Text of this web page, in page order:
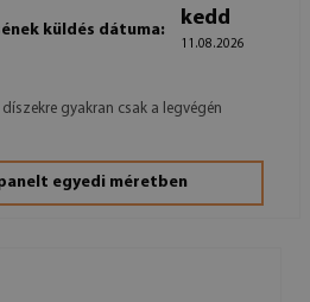
küldés dátuma:
kedd
11.08.2026
gyakran csak a legvégén
egyedi méretben